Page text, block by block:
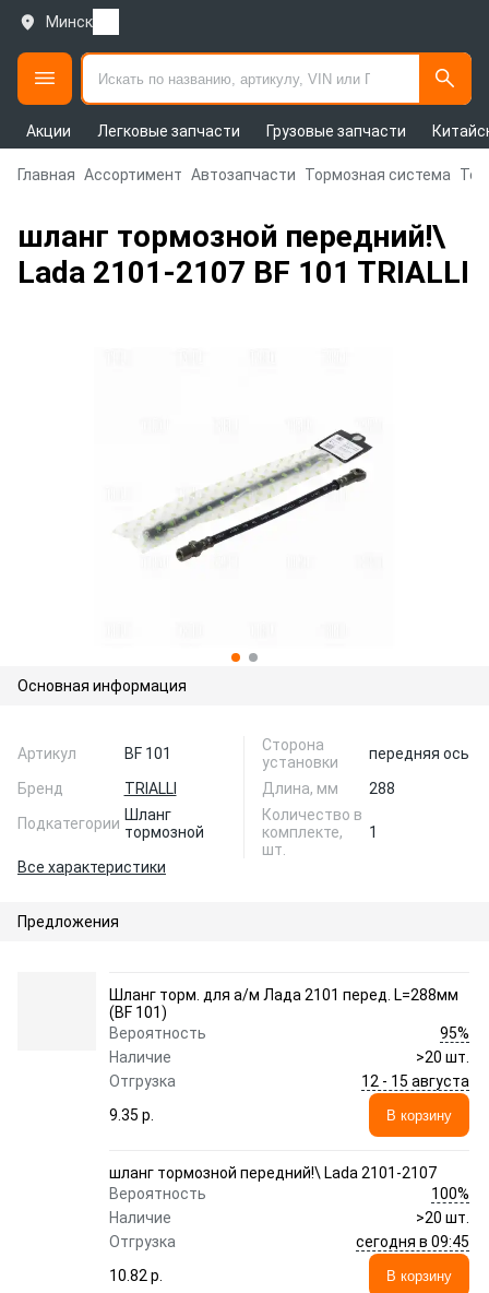
Минск
Акции Легковые запчасти Грузовые запчасти
Главная Ассортимент Автозапчасти Тормозная система
шланг тормозной передний!\
Lada 2101-2107 BF 101 TRIALLI
Основная информация
Артикул
BF 101
Бренд
TRIALLI
Подкатегории Шланг
тормозной
Сторона
установки
передняя ось
Длина, мм
288
Количество в
комплекте,
шт.
1
Все характеристики
Предложения
Шланг торм. для а/м Лада 2101 перед. L=288мм
(BF 101)
Вероятность
95%
Наличие
>20 шт.
Отгрузка
12 - 15 августа
9.35 p.
В корзину
шланг тормозной передний!\ Lada 2101-2107
Вероятность
100%
Наличие
>20 шт.
Отгрузка
сегодня в 09:45
10.82 p.
В корзину